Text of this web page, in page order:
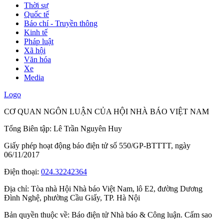
Thời sự
Quốc tế
Báo chí - Truyền thông
Kinh tế
Pháp luật
Xã hội
Văn hóa
Xe
Media
Logo
CƠ QUAN NGÔN LUẬN CỦA HỘI NHÀ BÁO VIỆT NAM
Tổng Biên tập: Lê Trần Nguyên Huy
Giấy phép hoạt động báo điện tử số 550/GP-BTTTT, ngày
06/11/2017
Điện thoại: 024.32242364
Địa chỉ: Tòa nhà Hội Nhà báo Việt Nam, lô E2, đường Dương
Đình Nghệ, phường Cầu Giấy, TP. Hà Nội
Bản quyền thuộc về: Báo điện tử Nhà báo & Công luận. Cấm sao